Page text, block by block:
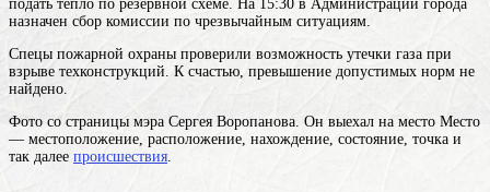
подать тепло по резервной схеме. На 15:30 в Администрации города
назначен сбор комиссии по чрезвычайным ситуациям.
Спецы пожарной охраны проверили возможность утечки газа при
взрыве техконструкций. К счастью, превышение допустимых норм не
найдено.
Фото со страницы мэра Сергея Воропанова. Он выехал на место Место
— местоположение, расположение, нахождение, состояние, точка и
так далее происшествия